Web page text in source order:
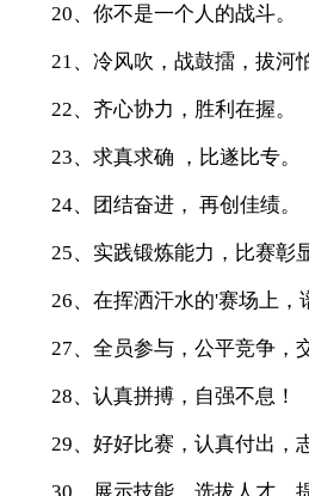
20、你不是一个人的战斗。
21、冷风吹，战鼓擂，拔河
22、齐心协力，胜利在握。
23、求真求确 ，比遂比专。
24、团结奋进， 再创佳绩。
25、实践锻炼能力，比赛彰
26、在挥洒汗水的'赛场上，
27、全员参与，公平竞争，
28、认真拼搏，自强不息！
29、好好比赛，认真付出，